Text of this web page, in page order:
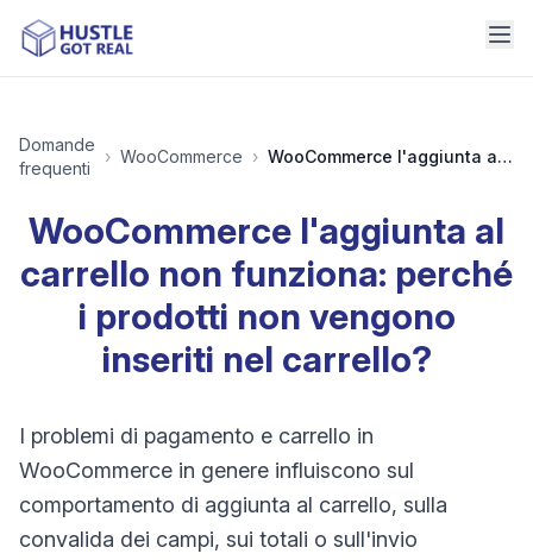
Domande
frequenti
› WooCommerce › WooCommerce l'aggiunta al carrello non funziona: perché i prodotti non vengono inseriti nel carrello?
WooCommerce l'aggiunta al
carrello non funziona: perché
i prodotti non vengono
inseriti nel carrello?
I problemi di pagamento e carrello in
WooCommerce in genere influiscono sul
comportamento di aggiunta al carrello, sulla
convalida dei campi, sui totali o sull'invio